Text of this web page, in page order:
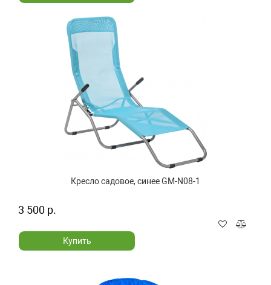
Кресло садовое, синее GM-N08-1
3 500 р.
Купить